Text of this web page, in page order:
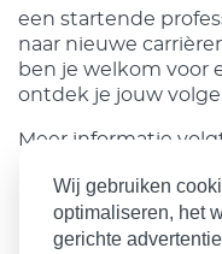
een startende
naar nieuwe
ben je welkom voor
ontdek je jouw
Meer informatie
Wij gebruiken
optimaliseren, het
gerichte